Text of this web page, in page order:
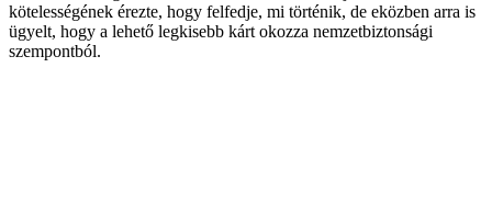
kötelességének érezte, hogy felfedje, mi történik, de eközben arra is
ügyelt, hogy a lehető legkisebb kárt okozza nemzetbiztonsági
szempontból.